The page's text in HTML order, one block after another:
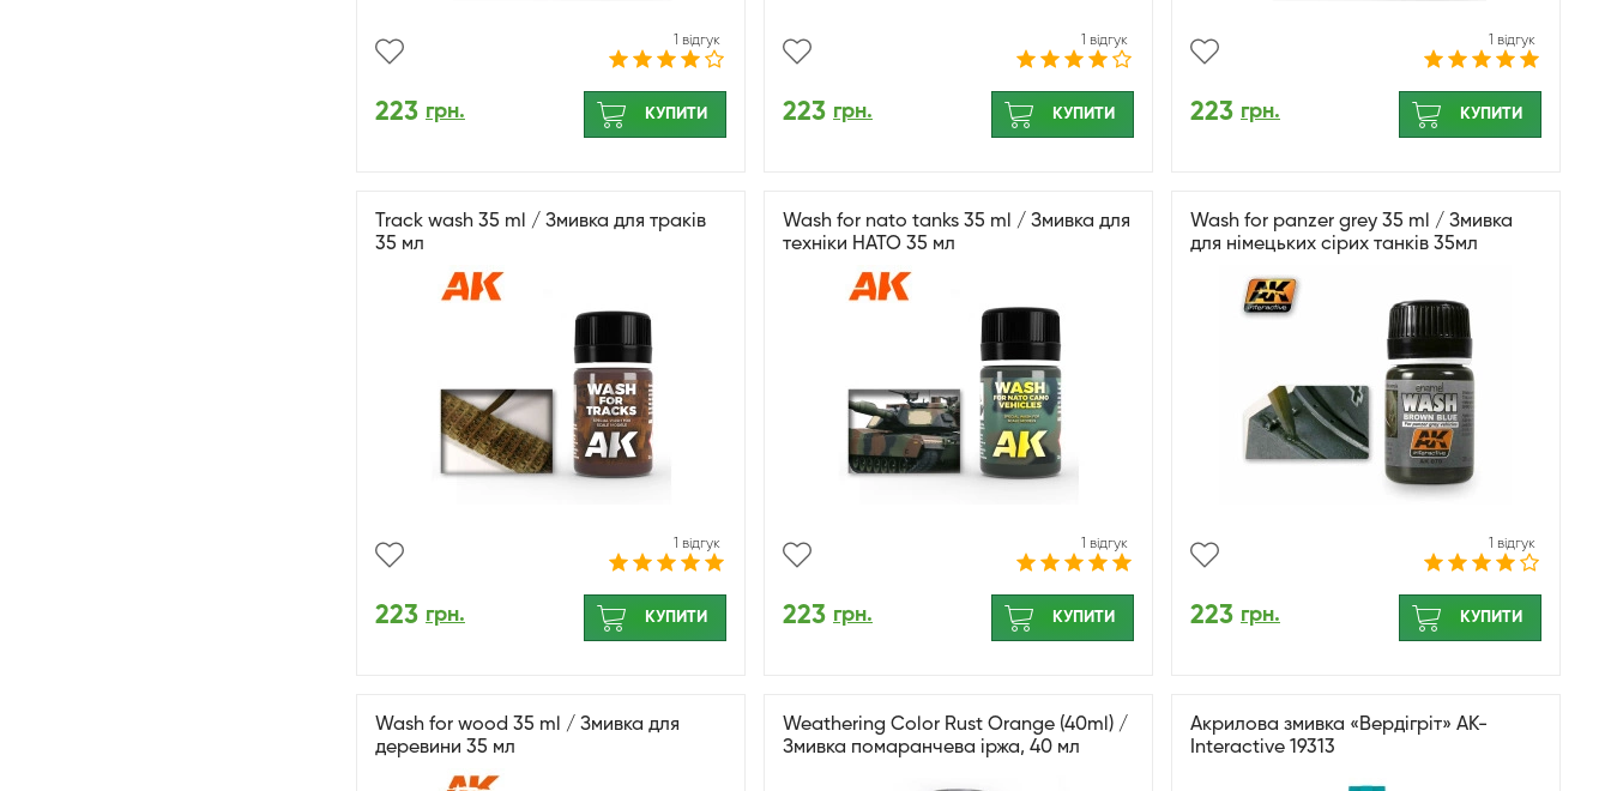
1 відгук
223 грн. КУПИТИ
1 відгук
223 грн. КУПИТИ
1 відгук
223 грн. КУПИТИ
Track wash 35 ml / Змивка для траків
35 мл
1 відгук
223 грн. КУПИТИ
Wash for nato tanks 35 ml / Змивка для
техніки НАТО 35 мл
1 відгук
223 грн. КУПИТИ
Wash for panzer grey 35 ml / Змивка
для німецьких сірих танків 35мл
1 відгук
223 грн. КУПИТИ
Wash for wood 35 ml / Змивка для
деревини 35 мл
Weathering Color Rust Orange (40ml) /
Змивка помаранчева іржа, 40 мл
Акрилова змивка «Вердігріт» AK-
Interactive 19313